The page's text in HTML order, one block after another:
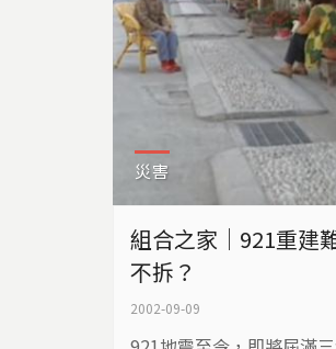
災害
組合之家｜921重建
不拆？
2002-09-09